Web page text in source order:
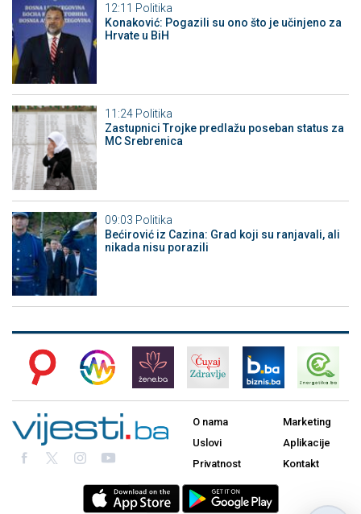
12:11 Politika
Konaković: Pogazili su ono što je učinjeno za
Hrvate u BiH
11:24 Politika
Zastupnici Trojke predlažu poseban status za
MC Srebrenica
09:03 Politika
Bećirović iz Cazina: Grad koji su ranjavali, ali
nikada nisu porazili
O nama
Uslovi
Privatnost
Marketing
Aplikacije
Kontakt